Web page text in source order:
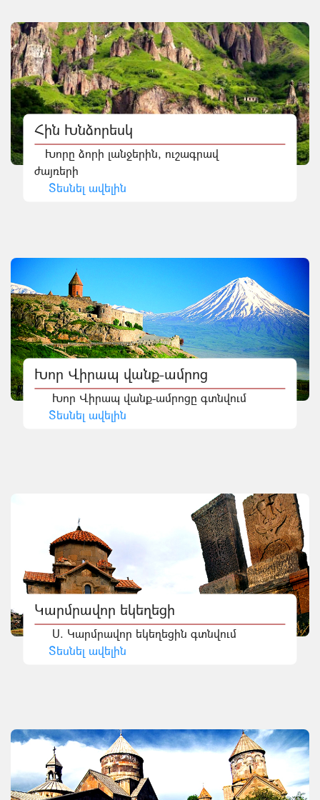
Հին Խնձորեսկ
Խորը ձորի լանջերին, ուշագրավ
ժայռերի
Տեսնել ավելին
Խոր Վիրապ վանք-ամրոց
Խոր Վիրապ վանք-ամրոցը գտնվում
Տեսնել ավելին
Կարմրավոր եկեղեցի
Ս. Կարմրավոր եկեղեցին գտնվում
Տեսնել ավելին